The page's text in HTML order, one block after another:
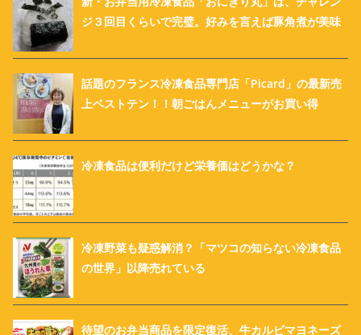
ジ３回目くらいで完璧。好みを言えば豚角煮が美味
話題のフランス冷凍食品専門店「Picard」の最新売
上ベストテン！！朝ごはんメニューがお買い得
冷凍食品は便利だけど栄養価はどうかな？
冷凍野菜も疑惑解消？「マツコの知らない冷凍食品
の世界」以降売れている
待望のお弁当商品を限定復活、牛カルビマヨネーズ